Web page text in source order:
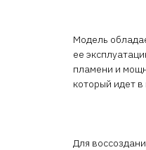
Модель
ее
пламени и
который идет
Для